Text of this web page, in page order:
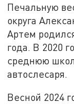
Печальную
округа
Артем
года. В 2020
среднюю
автослесаря.
Весной 2024